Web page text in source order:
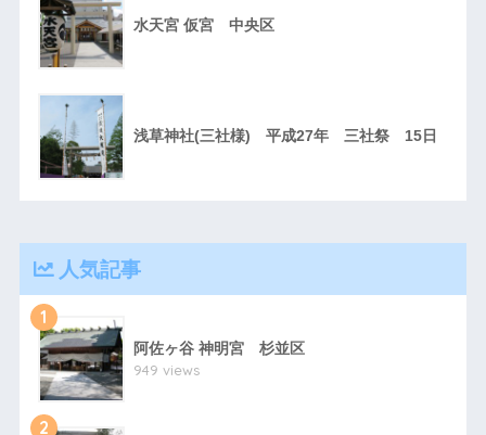
水天宮 仮宮 中央区
浅草神社(三社様) 平成27年 三社祭 15日
人気記事
1
阿佐ヶ谷 神明宮 杉並区
949 views
2